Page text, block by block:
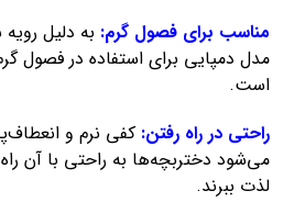
مناسب برای فصول گرم: به دلیل
مدل دمپایی برای استفاده در فصول
است.
راحتی در راه رفتن: کفی نرم و
می‌شود دختربچه‌ها به راحتی با آن
لذت ببرند.